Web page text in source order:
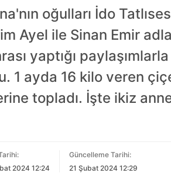
oğulları İdo
Ayel ile Sinan Emir
yaptığı
1 ayda 16 kilo veren
topladı. İşte ikiz
2024 12:24
Güncelleme Tarihi:
21 Şubat 2024 12:29